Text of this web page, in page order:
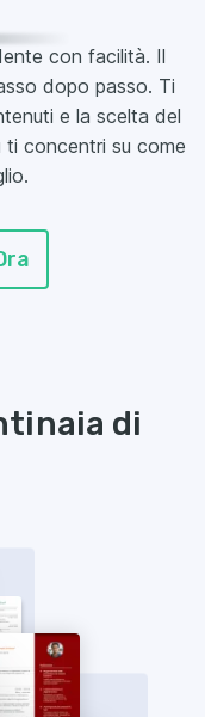
con facilità. Il
dopo passo. Ti
e la scelta del
ti concentri su come
di